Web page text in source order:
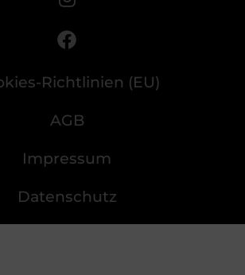
Richtlinien (EU)
AGB
Impressum
Datenschutz